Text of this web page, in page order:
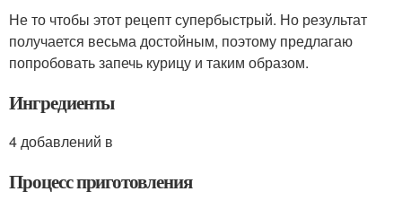
Не то чтобы этот рецепт супербыстрый. Но результат
получается весьма достойным, поэтому предлагаю
попробовать запечь курицу и таким образом.
Ингредиенты
4 добавлений в
Процесс приготовления